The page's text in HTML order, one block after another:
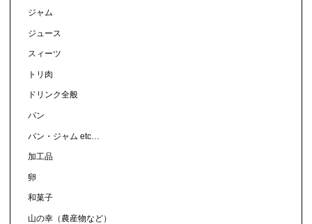
ジャム
ジュース
スィーツ
トリ肉
ドリンク全般
パン
パン・ジャム etc…
加工品
卵
和菓子
山の幸（農産物など）